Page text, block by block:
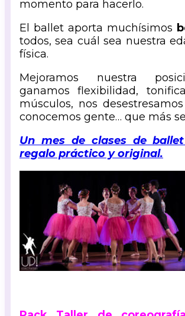
momento para hacerlo.
El ballet aporta muchísimos
todos, sea cuál sea nuestra
física.
Mejoramos nuestra
ganamos flexibilidad,
músculos, nos
conocemos gente… que más
Un mes de clases de
regalo práctico y original.